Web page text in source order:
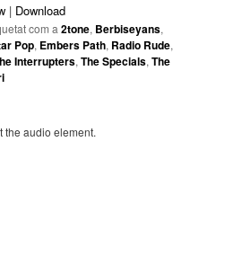
| Download
com a 2tone, Berbiseyans,
Pop, Embers Path, Radio Rude,
Interrupters,The Specials,The
the audio element.